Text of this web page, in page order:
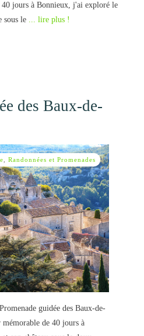
jours à Bonnieux, j'ai exploré le
sous le ... lire plus !
des Baux-de-
Randonnées et Promenades
guidée des Baux-de-
de 40 jours à